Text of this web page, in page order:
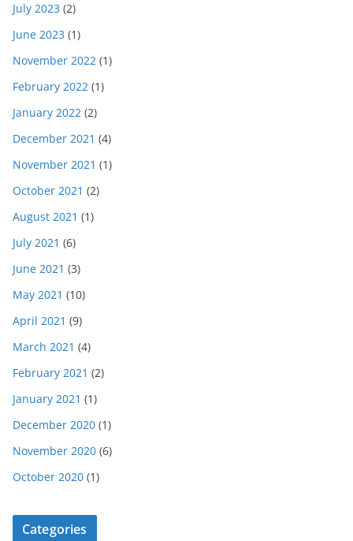
July 2023 (2)
June 2023 (1)
November 2022 (1)
February 2022 (1)
January 2022 (2)
December 2021 (4)
November 2021 (1)
October 2021 (2)
August 2021 (1)
July 2021 (6)
June 2021 (3)
May 2021 (10)
April 2021 (9)
March 2021 (4)
February 2021 (2)
January 2021 (1)
December 2020 (1)
November 2020 (6)
October 2020 (1)
Categories